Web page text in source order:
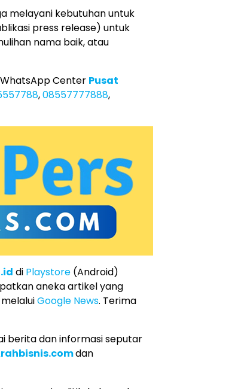
melayani kebutuhan untuk
press release) untuk
nama baik, atau
Center Pusat
,08557777888,
di Playstore (Android)
aneka artikel yang
Google News. Terima
berita dan informasi seputar
dan